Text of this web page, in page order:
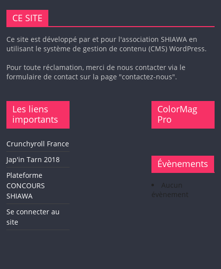
CE SITE
Ce site est développé par et pour l'association SHIAWA en
utilisant le système de gestion de contenu (CMS) WordPress.
Pour toute réclamation, merci de nous contacter via le
formulaire de contact sur la page "contactez-nous".
Les liens
importants
Crunchyroll France
Jap'in Tarn 2018
Plateforme
CONCOURS
SHIAWA
Se connecter au
site
ColorMag
Pro
Évènements
Aucun
évènement